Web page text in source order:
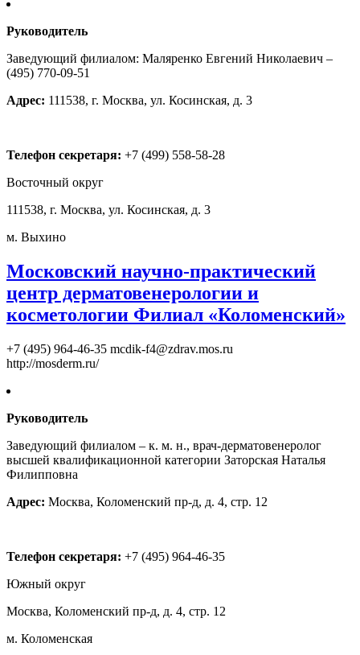
Руководитель
Заведующий филиалом: Маляренко Евгений Николаевич –
(495) 770-09-51
Адрес: 111538, г. Москва, ул. Косинская, д. 3
Телефон секретаря: +7 (499) 558-58-28
Восточный округ
111538, г. Москва, ул. Косинская, д. 3
м. Выхино
Московский научно-практический
центр дерматовенерологии и
косметологии Филиал «Коломенский»
+7 (495) 964-46-35 mcdik-f4@zdrav.mos.ru
http://mosderm.ru/
Руководитель
Заведующий филиалом – к. м. н., врач-дерматовенеролог
высшей квалификационной категории Заторская Наталья
Филипповна
Адрес: Москва, Коломенский пр-д, д. 4, стр. 12
Телефон секретаря: +7 (495) 964-46-35
Южный округ
Москва, Коломенский пр-д, д. 4, стр. 12
м. Коломенская